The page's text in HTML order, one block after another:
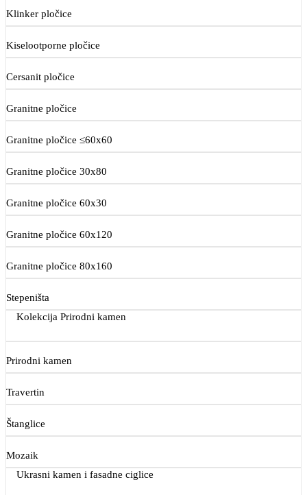
Klinker pločice
Kiselootporne pločice
Cersanit pločice
Granitne pločice
Granitne pločice ≤60x60
Granitne pločice 30x80
Granitne pločice 60x30
Granitne pločice 60x120
Granitne pločice 80x160
Stepeništa
Kolekcija Prirodni kamen
Prirodni kamen
Travertin
Štanglice
Mozaik
Ukrasni kamen i fasadne ciglice